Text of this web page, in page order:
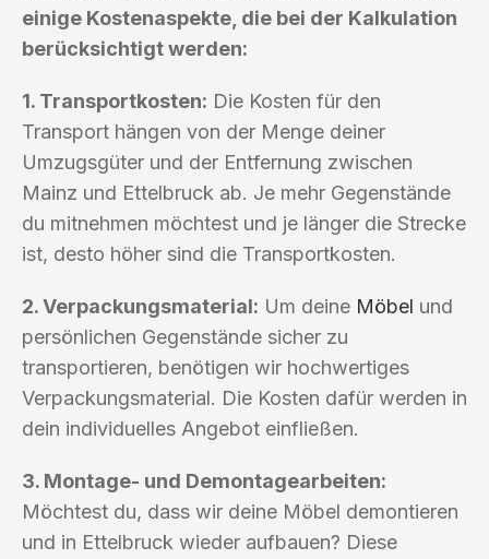
einige Kostenaspekte, die bei der Kalkulation
berücksichtigt werden:
1. Transportkosten: Die Kosten für den
Transport hängen von der Menge deiner
Umzugsgüter und der Entfernung zwischen
Mainz und Ettelbruck ab. Je mehr Gegenstände
du mitnehmen möchtest und je länger die Strecke
ist, desto höher sind die Transportkosten.
2. Verpackungsmaterial: Um deine Möbel und
persönlichen Gegenstände sicher zu
transportieren, benötigen wir hochwertiges
Verpackungsmaterial. Die Kosten dafür werden in
dein individuelles Angebot einfließen.
3. Montage- und Demontagearbeiten:
Möchtest du, dass wir deine Möbel demontieren
und in Ettelbruck wieder aufbauen? Diese